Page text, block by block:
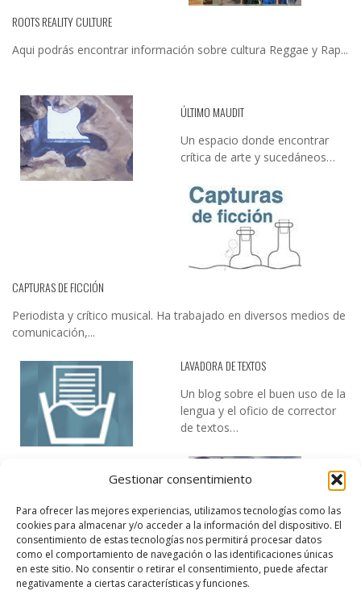
Gestionar consentimiento
Para ofrecer las mejores experiencias, utilizamos tecnologías como las
cookies para almacenar y/o acceder a la información del dispositivo. El
consentimiento de estas tecnologías nos permitirá procesar datos
como el comportamiento de navegación o las identificaciones únicas
en este sitio. No consentir o retirar el consentimiento, puede afectar
negativamente a ciertas características y funciones.
ROOTS REALITY CULTURE
Aqui podrás encontrar información sobre cultura Reggae y Rap...
ÚLTIMO MAUDIT
Un espacio donde encontrar
crítica de arte y sucedáneos…
CAPTURAS DE FICCIÓN
Periodista y crítico musical. Ha trabajado en diversos medios de
comunicación,...
LAVADORA DE TEXTOS
Un blog sobre el buen uso de la
lengua y el oficio de corrector
de textos…
DESIREE MARTÍN
…la realidad, es que cada día es más complicado realizar esos